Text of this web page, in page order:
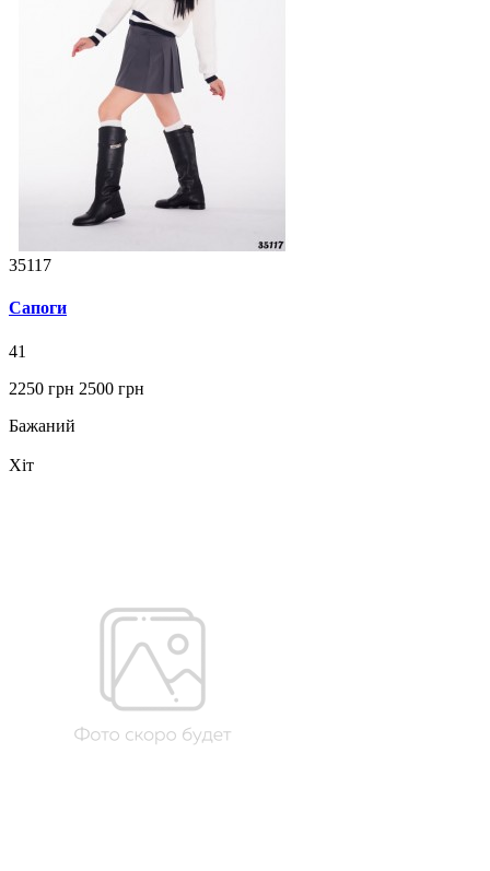
35117
Сапоги
41
2250 грн 2500 грн
Бажаний
Хіт